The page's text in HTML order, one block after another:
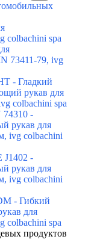
colbachini spa
73411-79, ivg
- Гладкий
рукав для
colbachini spa
-
рукав для
ivg colbachini
-
рукав для
ivg colbachini
- Гибкий
для
colbachini spa
продуктов